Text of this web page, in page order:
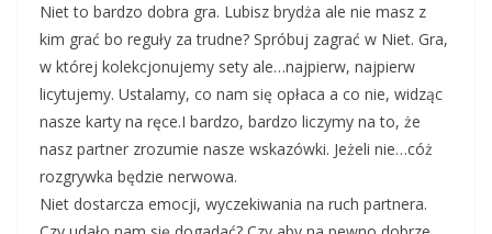
Niet to bardzo dobra gra. Lubisz brydża ale nie masz z
kim grać bo reguły za trudne? Spróbuj zagrać w Niet. Gra,
w której kolekcjonujemy sety ale…najpierw, najpierw
licytujemy. Ustalamy, co nam się opłaca a co nie, widząc
nasze karty na ręce.I bardzo, bardzo liczymy na to, że
nasz partner zrozumie nasze wskazówki. Jeżeli nie…cóż
rozgrywka będzie nerwowa.
Niet dostarcza emocji, wyczekiwania na ruch partnera.